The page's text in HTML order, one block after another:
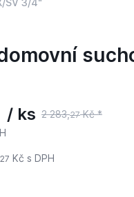
SV 3/4"
/ ks 2 283,27Kč *
27 Kč s DPH